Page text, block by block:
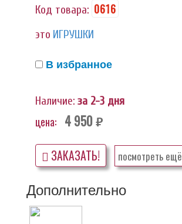
Код товара: 0616
это ИГРУШКИ
В избранное
Наличие: за 2-3 дня
цена: 4 950 руб.
ЗАКАЗАТЬ! посмотреть ещё
Дополнительно